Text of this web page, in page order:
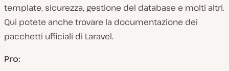
template, sicurezza, gestione del database e molti altri.
Qui potete anche trovare la documentazione dei
pacchetti ufficiali di Laravel.
Pro: